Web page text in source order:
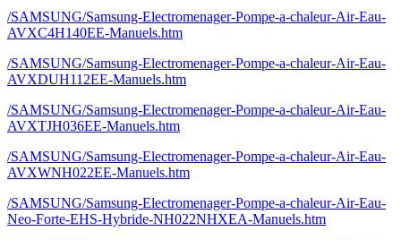
/SAMSUNG/Samsung-Electromenager-Pompe-a-chaleur-Air-Eau-
AVXC4H140EE-Manuels.htm
/SAMSUNG/Samsung-Electromenager-Pompe-a-chaleur-Air-Eau-
AVXDUH112EE-Manuels.htm
/SAMSUNG/Samsung-Electromenager-Pompe-a-chaleur-Air-Eau-
AVXTJH036EE-Manuels.htm
/SAMSUNG/Samsung-Electromenager-Pompe-a-chaleur-Air-Eau-
AVXWNH022EE-Manuels.htm
/SAMSUNG/Samsung-Electromenager-Pompe-a-chaleur-Air-Eau-
Neo-Forte-EHS-Hybride-NH022NHXEA-Manuels.htm